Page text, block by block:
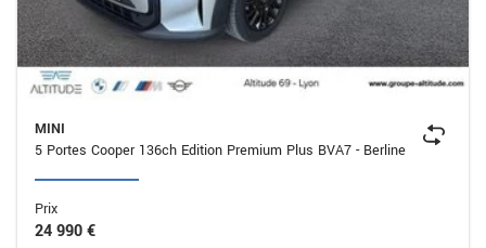
MINI
5 Portes Cooper 136ch Edition Premium Plus BVA7 - Berline
Prix
24 990 €